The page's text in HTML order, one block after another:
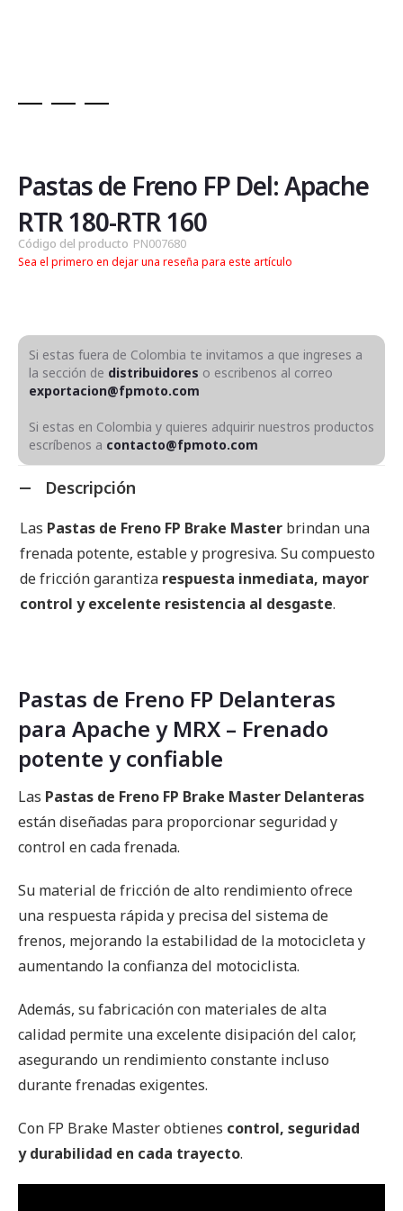
de
la
galería
de
imágenes
Pastas de Freno FP Del: Apache
RTR 180-RTR 160
Código del producto PN007680
Sea el primero en dejar una reseña para este artículo
Si estas fuera de Colombia te invitamos a que ingreses a
la sección de distribuidores o escribenos al correo
exportacion@fpmoto.com
Si estas en Colombia y quieres adquirir nuestros productos
escríbenos a contacto@fpmoto.com
Descripción
Las Pastas de Freno FP Brake Master brindan una
frenada potente, estable y progresiva. Su compuesto
de fricción garantiza respuesta inmediata, mayor
control y excelente resistencia al desgaste.
Pastas de Freno FP Delanteras
para Apache y MRX – Frenado
potente y confiable
Las Pastas de Freno FP Brake Master Delanteras
están diseñadas para proporcionar seguridad y
control en cada frenada.
Su material de fricción de alto rendimiento ofrece
una respuesta rápida y precisa del sistema de
frenos, mejorando la estabilidad de la motocicleta y
aumentando la confianza del motociclista.
Además, su fabricación con materiales de alta
calidad permite una excelente disipación del calor,
asegurando un rendimiento constante incluso
durante frenadas exigentes.
Con FP Brake Master obtienes control, seguridad
y durabilidad en cada trayecto.